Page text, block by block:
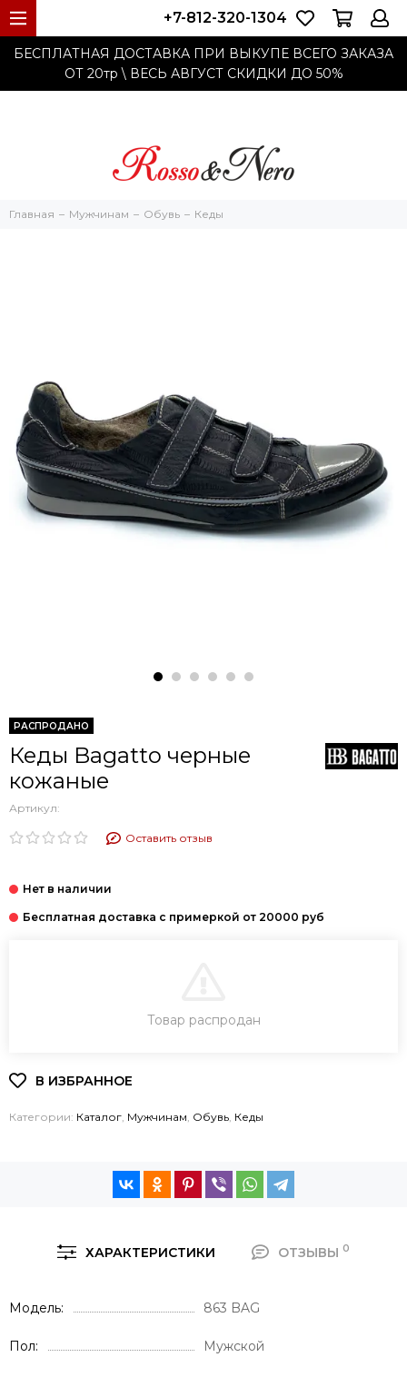
БЕСПЛАТНАЯ ДОСТАВКА ПРИ ВЫКУПЕ ВСЕГО ЗАКАЗА
ОТ 20тр \ ВЕСЬ АВГУСТ СКИДКИ ДО 50%
+7-812-320-1304
Главная Мужчинам Обувь Кеды
РАСПРОДАНО
Кеды Bagatto черные
кожаные
Артикул:
Оставить отзыв
КУПИТЬ В 1 КЛИК
Товар распродан
Категории: Каталог Мужчинам Обувь Кеды
ХАРАКТЕРИСТИКИ ОТЗЫВЫ 0
Модель 863 BAG
Пол Мужской